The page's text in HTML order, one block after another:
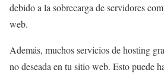
debido a la sobrecarga de servidores
web.
Además, muchos servicios de hosting
no deseada en tu sitio web. Esto puede